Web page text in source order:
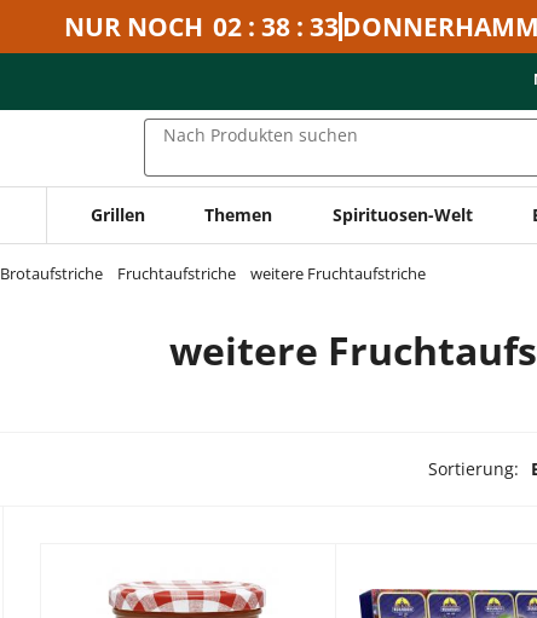
NUR NOCH 02 : 38 : 33
Nach Produkten suchen
Grillen Themen Spirituosen-Welt
Brotaufstriche Fruchtaufstriche weitere Fruchtaufstriche
weitere
Sortierung: